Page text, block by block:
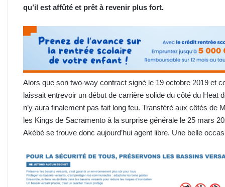
qu’il est affûté et prêt à revenir plus fort.
Alors que son two-way contract signé le 19 octobre 2019 et
laissait entrevoir un début de carrière solide du côté du Heat
n’y aura finalement pas fait long feu. Transféré aux côtés
les Kings de Sacramento à la surprise générale le 25 mars
Akébé se trouve donc aujourd’hui agent libre. Une belle